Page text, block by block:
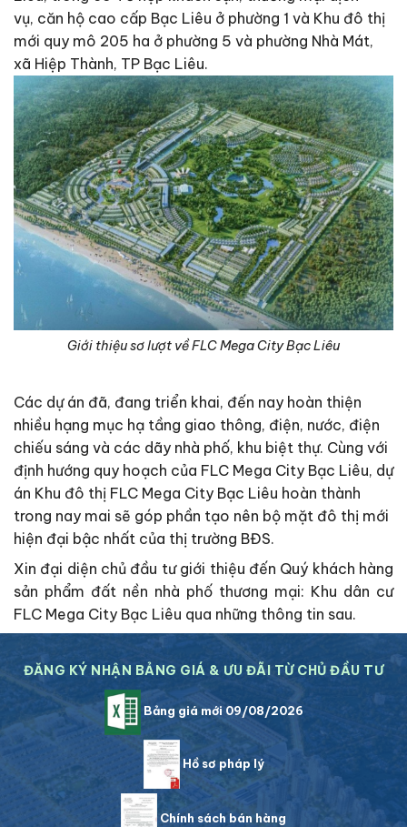
vụ, căn hộ cao cấp Bạc Liêu ở phường 1 và Khu đô thị
mới quy mô 205 ha ở phường 5 và phường Nhà Mát,
xã Hiệp Thành, TP Bạc Liêu.
Giới thiệu sơ lượt về FLC Mega City Bạc Liêu
Các dự án đã, đang triển khai, đến nay hoàn thiện
nhiều hạng mục hạ tầng giao thông, điện, nước, điện
chiếu sáng và các dãy nhà phố, khu biệt thự. Cùng với
định hướng quy hoạch của FLC Mega City Bạc Liêu, dự
án Khu đô thị FLC Mega City Bạc Liêu hoàn thành
trong nay mai sẽ góp phần tạo nên bộ mặt đô thị mới
hiện đại bậc nhất của thị trường BĐS.
Xin đại diện chủ đầu tư giới thiệu đến Quý khách hàng
sản phẩm đất nền nhà phố thương mại: Khu dân cư
FLC Mega City Bạc Liêu qua những thông tin sau.
ĐĂNG KÝ NHẬN BẢNG GIÁ & ƯU ĐÃI TỪ CHỦ ĐẦU TƯ
Bảng giá mới 09/08/2026
Hồ sơ pháp lý
Chính sách bán hàng